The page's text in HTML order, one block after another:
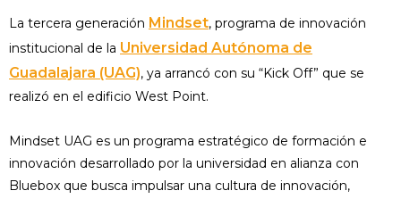
La tercera generación Mindset, programa de innovación
institucional de la Universidad Autónoma de
Guadalajara (UAG), ya arrancó con su “Kick Off” que se
realizó en el edificio West Point.
Mindset UAG es un programa estratégico de formación e
innovación desarrollado por la universidad en alianza con
Bluebox que busca impulsar una cultura de innovación,